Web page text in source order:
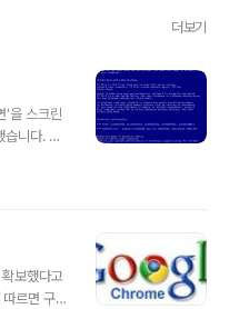
더보기
'을 스크린
습니다. 죽
보기 힘
도XP 커
했을 때 나
보했다고
르면 구글